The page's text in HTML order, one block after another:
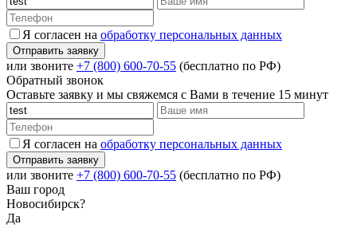
Я согласен на обработку персональных данных
или звоните +7 (800) 600-70-55 (бесплатно по РФ)
Обратный звонок
Оставьте заявку и мы свяжемся с Вами в течение 15 минут
Я согласен на обработку персональных данных
или звоните +7 (800) 600-70-55 (бесплатно по РФ)
Ваш город
Новосибирск?
Да